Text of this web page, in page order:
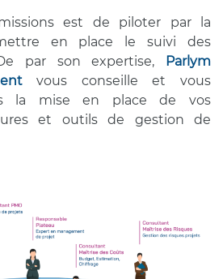
est de piloter par la
en place le suivi des
par son expertise,
Parlym
vous conseille et vous
la mise en place de vos
et outils de gestion de